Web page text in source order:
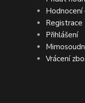
Hodnocení
Registrace
Přihlášení
Vrácení